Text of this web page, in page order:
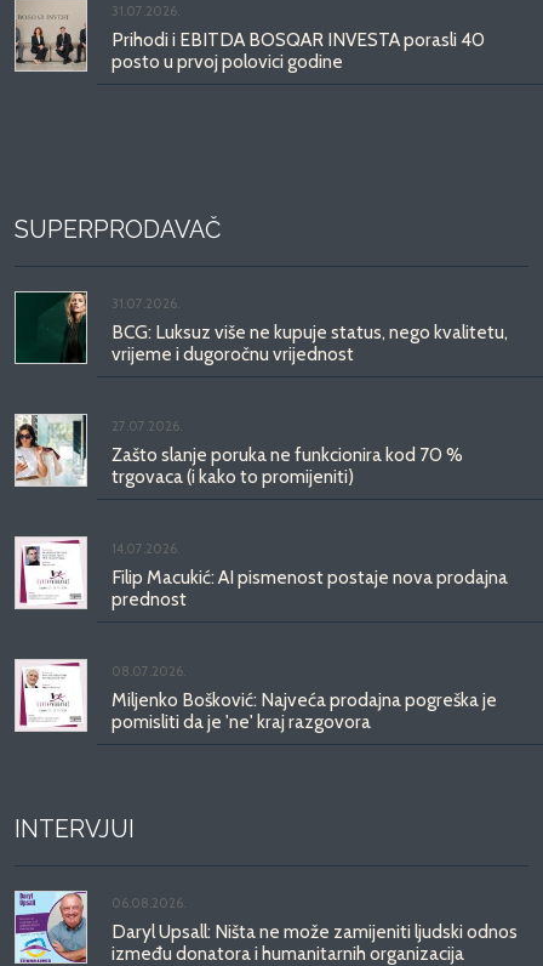
31.07.2026.
Prihodi i EBITDA BOSQAR INVESTA porasli 40
posto u prvoj polovici godine
SUPERPRODAVAČ
31.07.2026.
BCG: Luksuz više ne kupuje status, nego kvalitetu,
vrijeme i dugoročnu vrijednost
27.07.2026.
Zašto slanje poruka ne funkcionira kod 70 %
trgovaca (i kako to promijeniti)
14.07.2026.
Filip Macukić: AI pismenost postaje nova prodajna
prednost
08.07.2026.
Miljenko Bošković: Najveća prodajna pogreška je
pomisliti da je 'ne' kraj razgovora
INTERVJUI
06.08.2026.
Daryl Upsall: Ništa ne može zamijeniti ljudski odnos
između donatora i humanitarnih organizacija